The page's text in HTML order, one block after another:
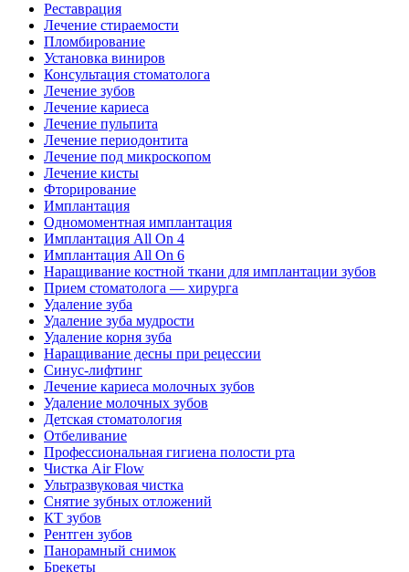
Реставрация
Лечение стираемости
Пломбирование
Установка виниров
Консультация стоматолога
Лечение зубов
Лечение кариеса
Лечение пульпита
Лечение периодонтита
Лечение под микроскопом
Лечение кисты
Фторирование
Имплантация
Одномоментная имплантация
Имплантация All On 4
Имплантация All On 6
Наращивание костной ткани для имплантации зубов
Прием стоматолога — хирурга
Удаление зуба
Удаление зуба мудрости
Удаление корня зуба
Наращивание десны при рецессии
Синус-лифтинг
Лечение кариеса молочных зубов
Удаление молочных зубов
Детская стоматология
Отбеливание
Профессиональная гигиена полости рта
Чистка Air Flow
Ультразвуковая чистка
Снятие зубных отложений
КТ зубов
Рентген зубов
Панорамный снимок
Брекеты